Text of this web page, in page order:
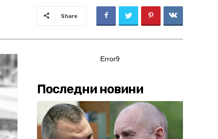
Share
Error9
Последни новини